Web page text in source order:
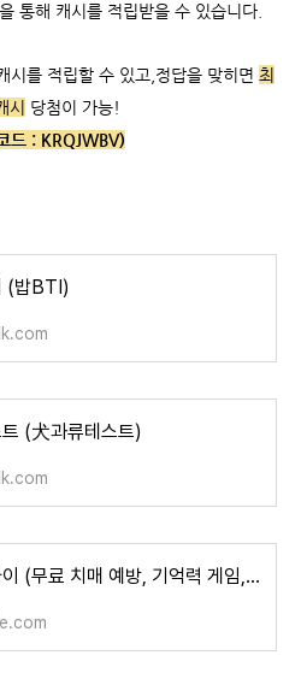
통해 캐시를 적립받을 수 있습니다.
시를 적립할 수 있고, 정답을 맞히면 최
시
당첨이 가능!
드 : KRQJWBV)
(밥BTI)
(犬과류테스트)
뇌깜빡할사이 (무료 치매 예방, 기억력 게임, 뇌훈련) - Google Play 앱